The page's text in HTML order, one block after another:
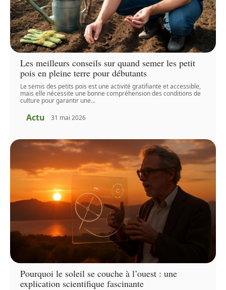
Les meilleurs conseils sur quand semer les petit
pois en pleine terre pour débutants
Le semis des petits pois est une activité gratifiante et accessible,
mais elle nécessite une bonne compréhension des conditions de
culture pour garantir une…
Actu 31 mai 2026
Pourquoi le soleil se couche à l’ouest : une
explication scientifique fascinante